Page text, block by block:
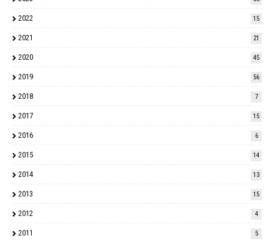
2022 15
2021 21
2020 45
2019 56
2018 7
2017 15
2016 6
2015 14
2014 13
2013 15
2012 4
2011 5